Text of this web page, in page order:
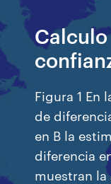
Figura 1 En
de
en B la
diferencia
muestran